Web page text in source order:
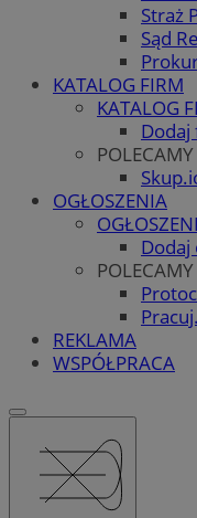
Straż
Sąd
KATALOG FIRM
KATALOG
POLECAMY
OGŁOSZENIA
Dodaj
POLECAMY
REKLAMA
WSPÓŁPRACA